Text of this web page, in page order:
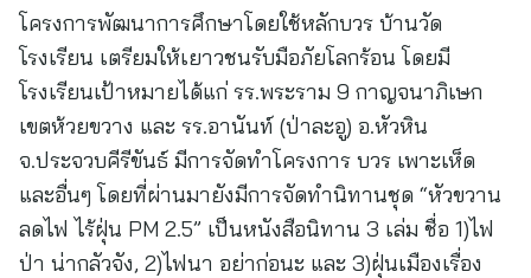
โครงการพัฒนาการศึกษาโดยใช้หลักบวร บ้านวัด
โรงเรียน เตรียมให้เยาวชนรับมือภัยโลกร้อน โดยมี
โรงเรียนเป้าหมายได้แก่ รร.พระราม 9 กาญจนาภิเษก
เขตห้วยขวาง และ รร.อานันท์ (ป่าละอู) อ.หัวหิน
จ.ประจวบคีรีขันธ์ มีการจัดทำโครงการ บวร เพาะเห็ด
และอื่นๆ โดยที่ผ่านมายังมีการจัดทำนิทานชุด “หัวขวาน
ลดไฟ ไร้ฝุ่น PM 2.5” เป็นหนังสือนิทาน 3 เล่ม ชื่อ 1)ไฟ
ป่า น่ากลัวจัง, 2)ไฟนา อย่าก่อนะ และ 3)ฝุ่นเมืองเรื่อง